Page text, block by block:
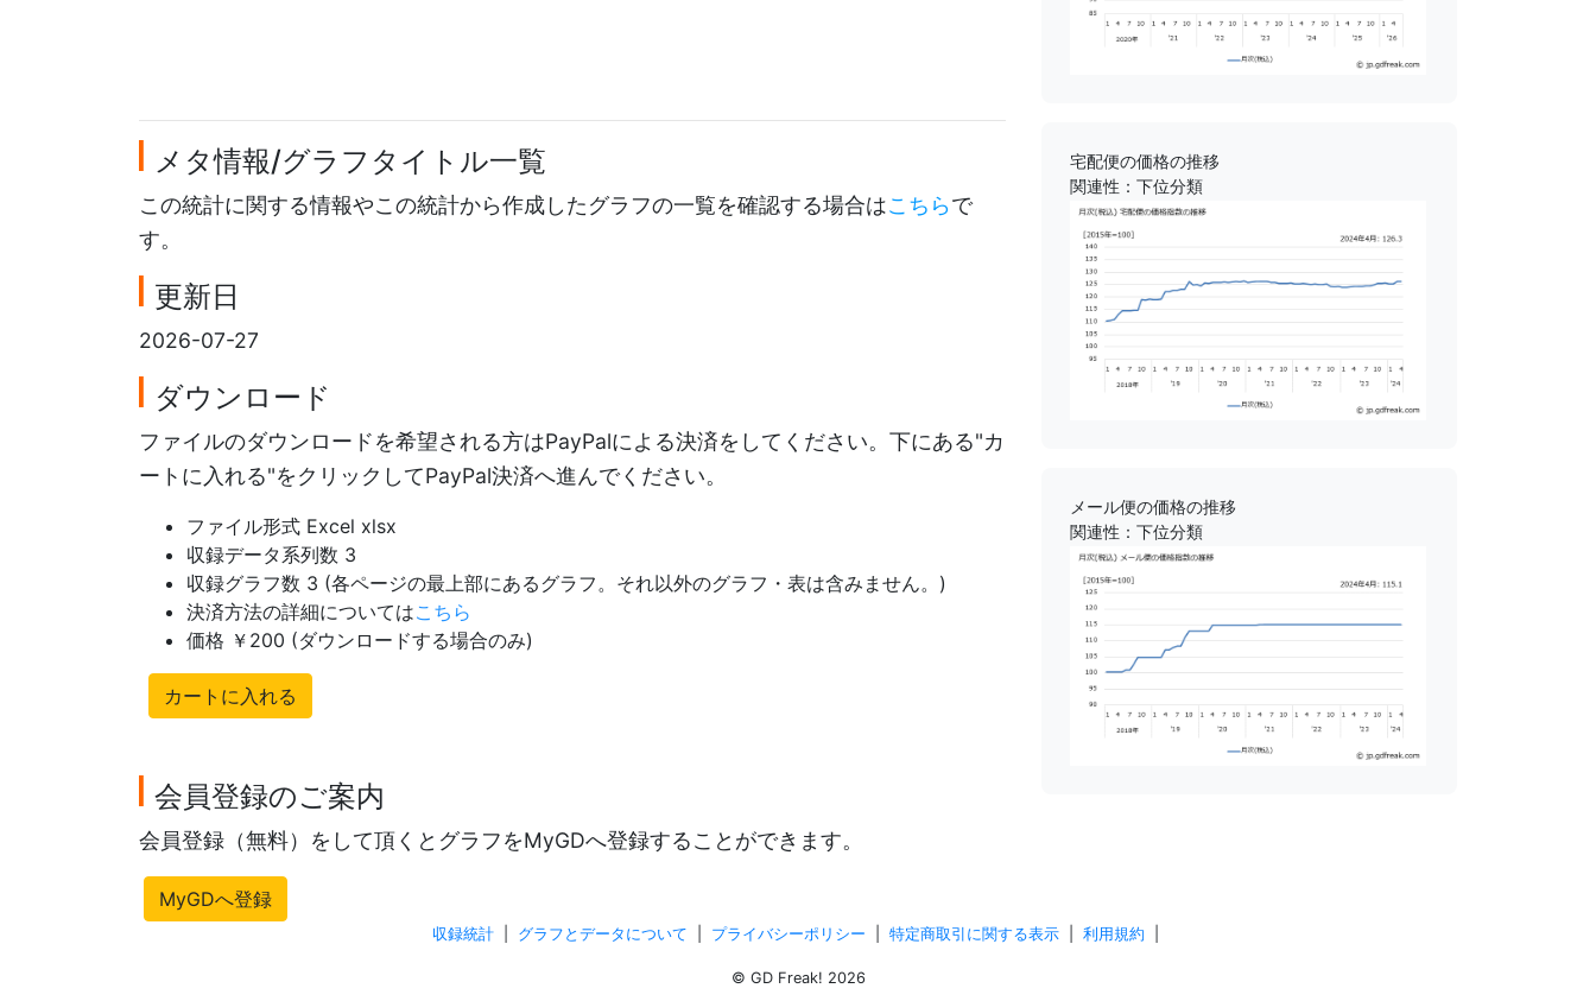
メタ情報/グラフタイトル一覧
この統計に関する情報やこの統計から作成したグラフの一覧を確認する場合はこちらで
す。
更新日
2026-07-27
ダウンロード
ファイルのダウンロードを希望される方はPayPalによる決済をしてください。下にある"カ
ートに入れる"をクリックしてPayPal決済へ進んでください。
ファイル形式 Excel xlsx
収録データ系列数 3
収録グラフ数 3 (各ページの最上部にあるグラフ。それ以外のグラフ・表は含みません。)
決済方法の詳細についてはこちら
価格 ￥200 (ダウンロードする場合のみ)
カートに入れる
会員登録のご案内
会員登録（無料）をして頂くとグラフをMyGDへ登録することができます。
MyGDへ登録
宅配便の価格の推移
関連性：下位分類
メール便の価格の推移
関連性：下位分類
収録統計 グラフとデータについて プライバシーポリシー 特定商取引に関する表示 利用規約
© GD Freak! 2026